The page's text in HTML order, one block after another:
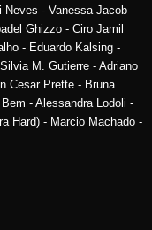
Neves - Vanessa Jacob
Ghizzo - Ciro Jamil
- Eduardo Kalsing -
M. Gutierre - Adriano
Cesar Prette - Bruna
- Alessandra Lodoli -
Hard) - Marcio Machado -